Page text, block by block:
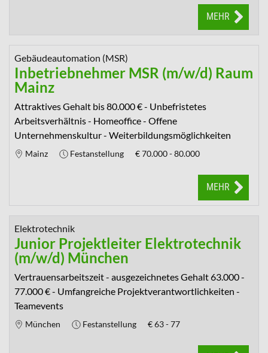
MEHR
Gebäudeautomation (MSR)
Inbetriebnehmer MSR (m/w/d) Raum
Mainz
Attraktives Gehalt bis 80.000 € - Unbefristetes
Arbeitsverhältnis - Homeoffice - Offene
Unternehmenskultur - Weiterbildungsmöglichkeiten
Mainz Festanstellung €70.000 - 80.000
MEHR
Elektrotechnik
Junior Projektleiter Elektrotechnik
(m/w/d) München
Vertrauensarbeitszeit - ausgezeichnetes Gehalt 63.000 -
77.000 € - Umfangreiche Projektverantwortlichkeiten -
Teamevents
München Festanstellung €63 - 77